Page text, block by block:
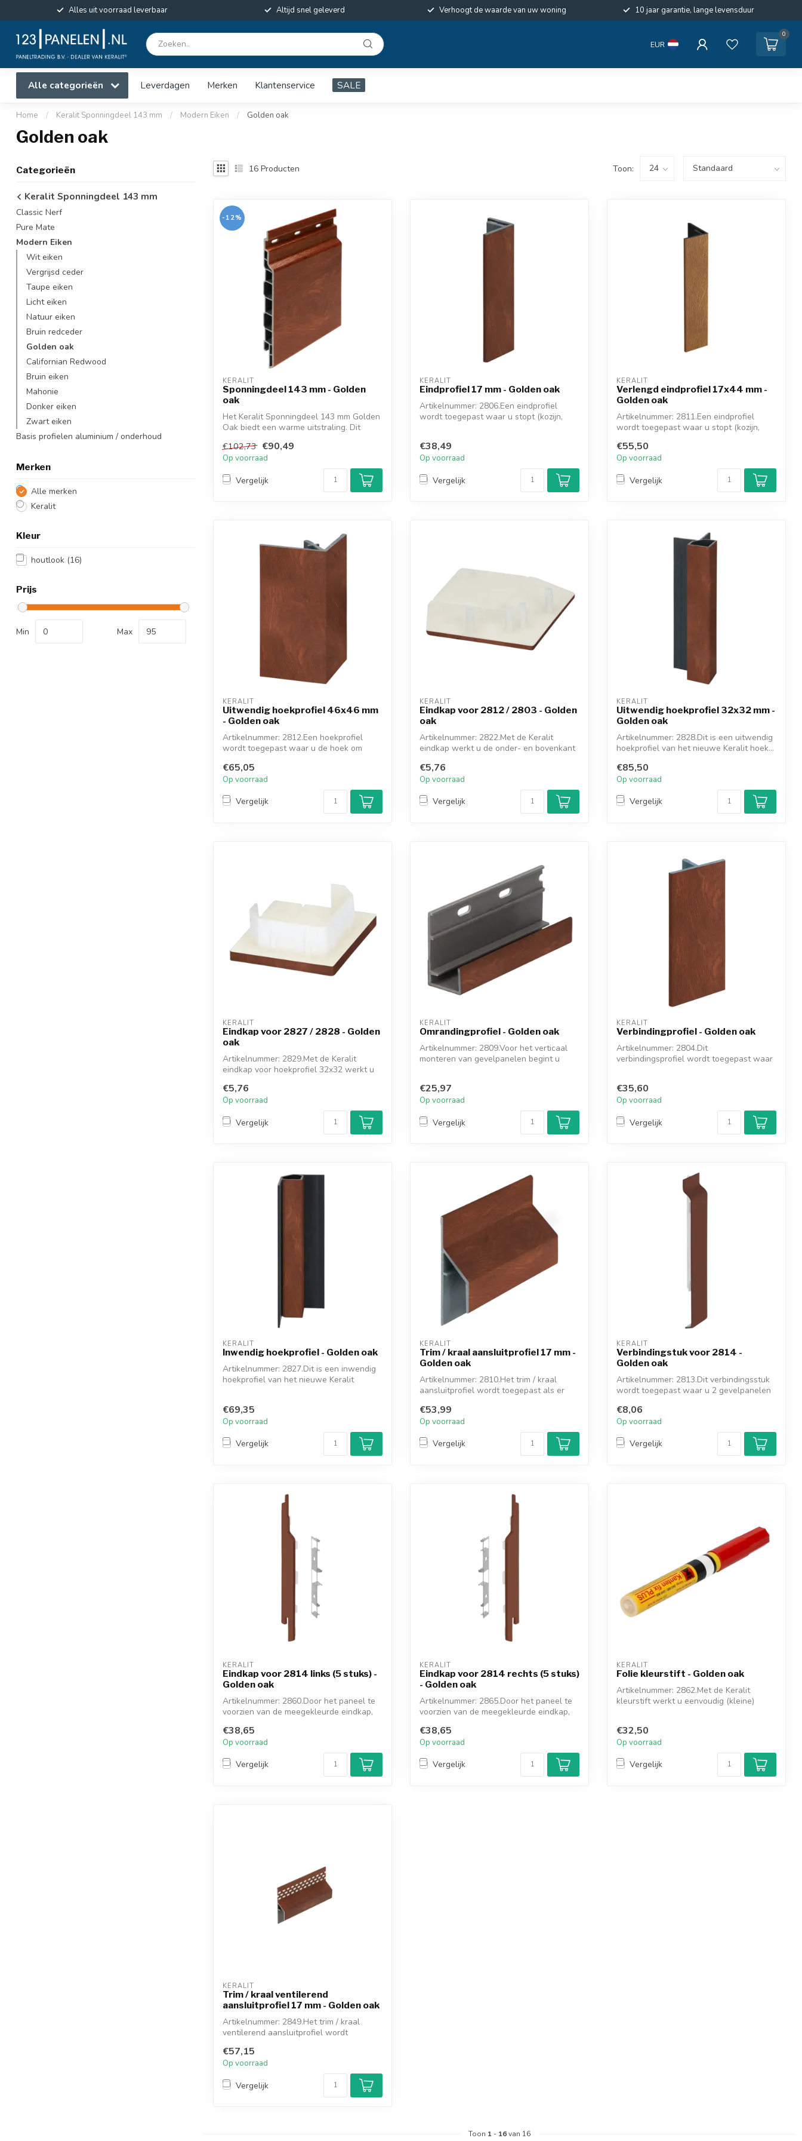
Alles uit voorraad leverbaar Altijd snel geleverd Verhoogt de waarde van uw woning 10 jaar garantie, lange levensduur
EUR
0
Alle categorieën Leverdagen Merken Klantenservice SALE
Home / Keralit Sponningdeel 143 mm / Modern Eiken / Golden oak
Golden oak
Categorieën
Keralit Sponningdeel 143 mm
Classic Nerf
Pure Mate
Modern Eiken
Wit eiken
Vergrijsd ceder
Taupe eiken
Licht eiken
Natuur eiken
Bruin redceder
Golden oak
Californian Redwood
Bruin eiken
Mahonie
Donker eiken
Zwart eiken
Basis profielen aluminium / onderhoud
Merken
Alle merken
Keralit
Kleur
houtlook (16)
Prijs
Min Max
16 Producten Toon:
-12%
KERALIT
Sponningdeel 143 mm - Golden
oak
Het Keralit Sponningdeel 143 mm Golden
Oak biedt een warme uitstraling. Dit
€102,73 €90,49
Op voorraad
Vergelijk
KERALIT
Eindprofiel 17 mm - Golden oak
Artikelnummer: 2806.Een eindprofiel
wordt toegepast waar u stopt (kozijn,
€38,49
Op voorraad
Vergelijk
KERALIT
Verlengd eindprofiel 17x44 mm -
Golden oak
Artikelnummer: 2811.Een eindprofiel
wordt toegepast waar u stopt (kozijn,
€55,50
Op voorraad
Vergelijk
KERALIT
Uitwendig hoekprofiel 46x46 mm
- Golden oak
Artikelnummer: 2812.Een hoekprofiel
wordt toegepast waar u de hoek om
€65,05
Op voorraad
Vergelijk
KERALIT
Eindkap voor 2812 / 2803 - Golden
oak
Artikelnummer: 2822.Met de Keralit
eindkap werkt u de onder- en bovenkant
€5,76
Op voorraad
Vergelijk
KERALIT
Uitwendig hoekprofiel 32x32 mm -
Golden oak
Artikelnummer: 2828.Dit is een uitwendig
hoekprofiel van het nieuwe Keralit hoek...
€85,50
Op voorraad
Vergelijk
KERALIT
Eindkap voor 2827 / 2828 - Golden
oak
Artikelnummer: 2829.Met de Keralit
eindkap voor hoekprofiel 32x32 werkt u
€5,76
Op voorraad
Vergelijk
KERALIT
Omrandingprofiel - Golden oak
Artikelnummer: 2809.Voor het verticaal
monteren van gevelpanelen begint u
€25,97
Op voorraad
Vergelijk
KERALIT
Verbindingprofiel - Golden oak
Artikelnummer: 2804.Dit
verbindingsprofiel wordt toegepast waar
€35,60
Op voorraad
Vergelijk
KERALIT
Inwendig hoekprofiel - Golden oak
Artikelnummer: 2827.Dit is een inwendig
hoekprofiel van het nieuwe Keralit
€69,35
Op voorraad
Vergelijk
KERALIT
Trim / kraal aansluitprofiel 17 mm -
Golden oak
Artikelnummer: 2810.Het trim / kraal
aansluitprofiel wordt toegepast als er
€53,99
Op voorraad
Vergelijk
KERALIT
Verbindingstuk voor 2814 -
Golden oak
Artikelnummer: 2813.Dit verbindingsstuk
wordt toegepast waar u 2 gevelpanelen
€8,06
Op voorraad
Vergelijk
KERALIT
Eindkap voor 2814 links (5 stuks) -
Golden oak
Artikelnummer: 2860.Door het paneel te
voorzien van de meegekleurde eindkap,
€38,65
Op voorraad
Vergelijk
KERALIT
Eindkap voor 2814 rechts (5 stuks)
- Golden oak
Artikelnummer: 2865.Door het paneel te
voorzien van de meegekleurde eindkap,
€38,65
Op voorraad
Vergelijk
KERALIT
Folie kleurstift - Golden oak
Artikelnummer: 2862.Met de Keralit
kleurstift werkt u eenvoudig (kleine)
€32,50
Op voorraad
Vergelijk
KERALIT
Trim / kraal ventilerend
aansluitprofiel 17 mm - Golden oak
Artikelnummer: 2849.Het trim / kraal
ventilerend aansluitprofiel wordt
€57,15
Op voorraad
Vergelijk
Toon 1 - 16van 16